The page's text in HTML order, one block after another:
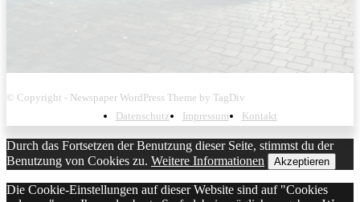
© Copyright - Newspaper WordPress Theme by TagDiv
Datenschutz
Impressum Kontakt
Durch das Fortsetzen der Benutzung dieser Seite, stimmst du der
Benutzung von Cookies zu. Weitere Informationen Akzeptieren
Die Cookie-Einstellungen auf dieser Website sind auf "Cookies